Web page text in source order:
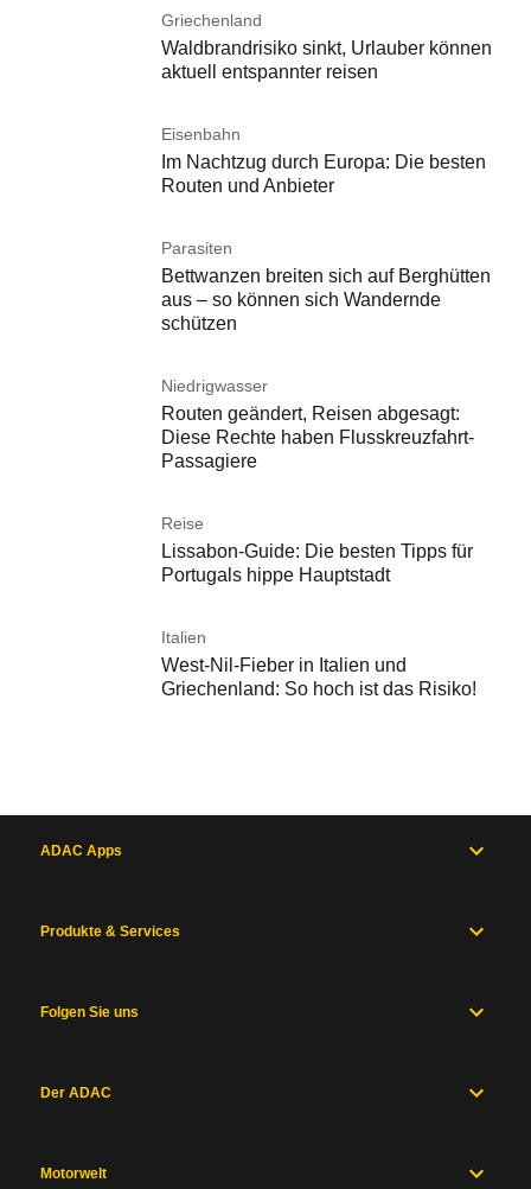
Griechenland
Waldbrandrisiko sinkt, Urlauber können
aktuell entspannter reisen
Eisenbahn
Im Nachtzug durch Europa: Die besten
Routen und Anbieter
Parasiten
Bettwanzen breiten sich auf Berghütten
aus – so können sich Wandernde
schützen
Niedrigwasser
Routen geändert, Reisen abgesagt:
Diese Rechte haben Flusskreuzfahrt-
Passagiere
Reise
Lissabon-Guide: Die besten Tipps für
Portugals hippe Hauptstadt
Italien
West-Nil-Fieber in Italien und
Griechenland: So hoch ist das Risiko!
ADAC Apps
Produkte & Services
Folgen Sie uns
Der ADAC
Motorwelt